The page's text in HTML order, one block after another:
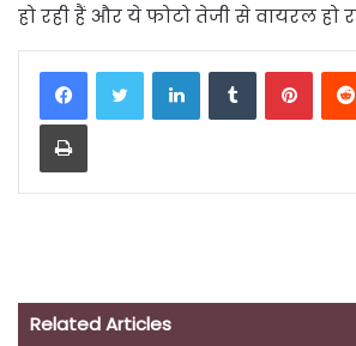
हो रही हैं और ये फोटो तेजी से वायरल हो
LinkedInTumblr
Print
Related Articles